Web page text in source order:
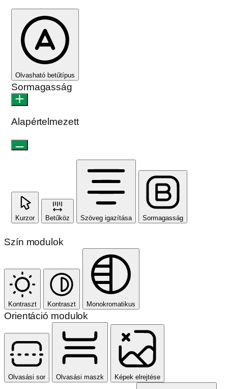
Olvasható betűtípus
Sormagasság
Alapértelmezett
Kurzor Betűköz Szöveg igazítása Sormagasság
Szín modulok
Kontraszt Kontraszt Monokromatikus
Orientáció modulok
Olvasási sor Olvasási maszk Képek elrejtése